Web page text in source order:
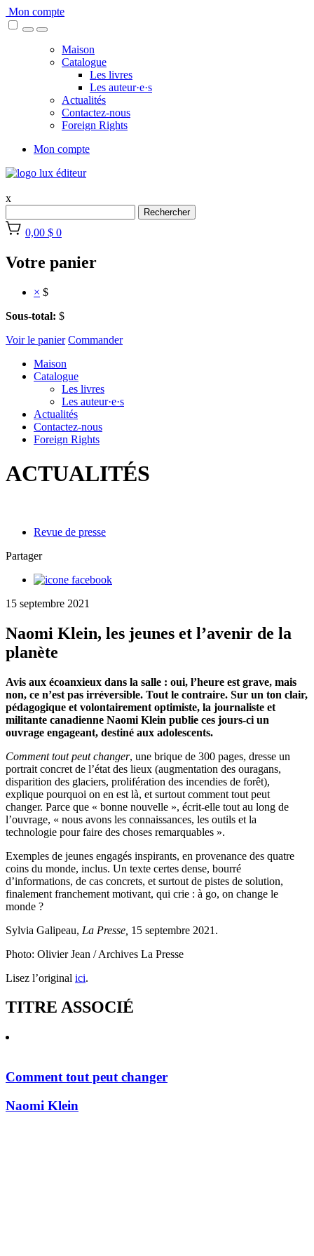
Skip
to
Mon compte
Maison
Catalogue
Les livres
Les auteur·e·s
Actualités
Contactez-nous
Foreign Rights
Mon compte
x
Rechercher
0,00 $ 0
Votre panier
× $
Sous-total: $
Voir le panier Commander
Maison
Catalogue
Les livres
Les auteur·e·s
Actualités
Contactez-nous
Foreign Rights
ACTUALITÉS
Revue de presse
Partager
15 septembre 2021
Naomi Klein, les jeunes et l’avenir de la
planète
Avis aux écoanxieux dans la salle : oui, l’heure est grave, mais
non, ce n’est pas irréversible. Tout le contraire. Sur un ton clair,
pédagogique et volontairement optimiste, la journaliste et
militante canadienne Naomi Klein publie ces jours-ci un
ouvrage engageant, destiné aux adolescents.
Comment tout peut changer, une brique de 300 pages, dresse un
portrait concret de l’état des lieux (augmentation des ouragans,
disparition des glaciers, prolifération des incendies de forêt),
explique pourquoi on en est là, et surtout comment tout peut
changer. Parce que « bonne nouvelle », écrit-elle tout au long de
l’ouvrage, « nous avons les connaissances, les outils et la
technologie pour faire des choses remarquables ».
Exemples de jeunes engagés inspirants, en provenance des quatre
coins du monde, inclus. Un texte certes dense, bourré
d’informations, de cas concrets, et surtout de pistes de solution,
finalement franchement motivant, qui crie : à go, on change le
monde ?
Sylvia Galipeau, La Presse, 15 septembre 2021.
Photo: Olivier Jean / Archives La Presse
Lisez l’original ici.
TITRE ASSOCIÉ
Comment tout peut changer
Naomi Klein